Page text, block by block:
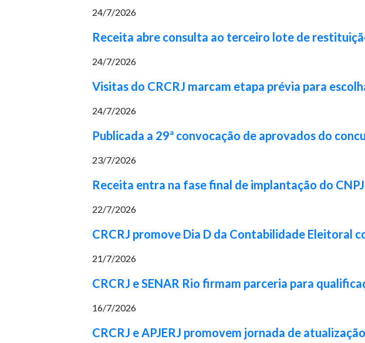
24/7/2026
Receita abre consulta ao terceiro lote de
24/7/2026
Visitas do CRCRJ marcam etapa prévia para
24/7/2026
Publicada a 29ª convocação de aprovados do
23/7/2026
Receita entra na fase final de implantação do
22/7/2026
CRCRJ promove Dia D da Contabilidade Eleitoral
21/7/2026
CRCRJ e SENAR Rio firmam parceria para
16/7/2026
CRCRJ e APJERJ promovem jornada de